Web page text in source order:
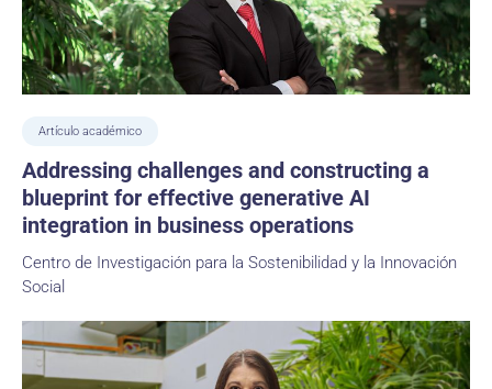
Artículo académico
Addressing challenges and constructing a
blueprint for effective generative AI
integration in business operations
Centro de Investigación para la Sostenibilidad y la Innovación
Social